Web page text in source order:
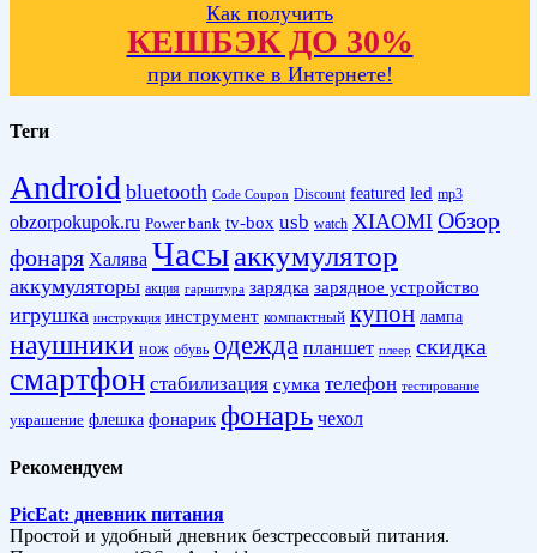
Как получить
КЕШБЭК ДО 30%
при покупке в Интернете!
Теги
Android bluetooth Code Coupon Discount featured led mp3
obzorpokupok.ru Power bank tv-box usb watch XIAOMI Обзор
фонаря Халява Часыаккумулятор
аккумуляторы акция гарнитура зарядка зарядное устройство
игрушка инструкция инструмент компактный купон лампа
наушники нож обувь одежда планшет плеер скидка
смартфон стабилизация сумка телефон тестирование
украшение флешка фонарик фонарь чехол
Рекомендуем
PicEat: дневник питания
Простой и удобный дневник безстрессовый питания.